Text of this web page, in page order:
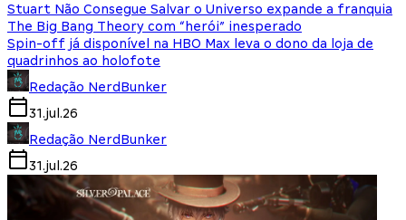
Stuart Não Consegue Salvar o Universo expande a franquia
The Big Bang Theory com “herói” inesperado
Spin-off já disponível na HBO Max leva o dono da loja de
quadrinhos ao holofote
Redação NerdBunker
31.jul.26
Redação NerdBunker
31.jul.26